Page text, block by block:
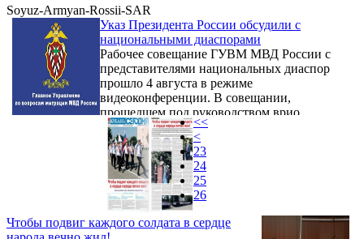
Soyuz-Armyan-Rossii-SAR
Указ Президента России обсудили с
национальными диаспорами
Рабочее совещание ГУВМ МВД России с
представителями национальных диаспор
прошло 4 августа в режиме
видеоконференции. В совещании,
прошедшем под руководством врио
начальника Главного управления по
вопросам миграции МВД России Кирилла
Олеговича Адзинова, принял участие
первый заместитель председателя
Регионального отделения Общероссийской
общественной организации «Союз Армян
России» Краснодарского края Григорий
Рафикович Карапетян.
Чтобы подвиг каждого солдата в сердце
<<
<
23
24
25
26